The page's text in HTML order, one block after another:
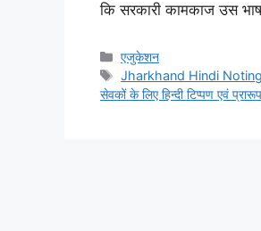
कि सरकारी कामकाज उस
Categories
एजुकेशन
Tags
Jharkhand Hindi
सेवकों के लिए हिन्दी टिप्पण एवं